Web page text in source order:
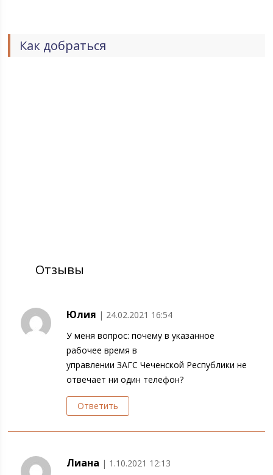
Как добраться
Отзывы
Юлия | 24.02.2021 16:54
У меня вопрос: почему в указанное
рабочее время в
управлении ЗАГС Чеченской Республики не
отвечает ни один телефон?
Ответить
Лиана | 1.10.2021 12:13